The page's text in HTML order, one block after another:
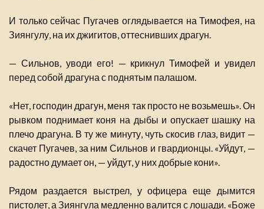
И только сейчас Пугачев оглядывается на Тимофея, на
Зиянгулу, на их джигитов, оттеснивших драгун.
— Сильнов, уводи его! — крикнул Тимофей и увидел
перед собой драгуна с поднятым палашом.
«Нет, господин драгун, меня так просто не возьмешь». Он
рывком поднимает коня на дыбы и опускает шашку на
плечо драгуна. В ту же минуту, чуть скосив глаз, видит —
скачет Пугачев, за ним Сильнов и гвардионцы. «Уйдут, —
радостно думает он, — уйдут, у них добрые кони».
Рядом раздается выстрел, у офицера еще дымится
пистолет, а Зиянгула медленно валится с лошади. «Боже